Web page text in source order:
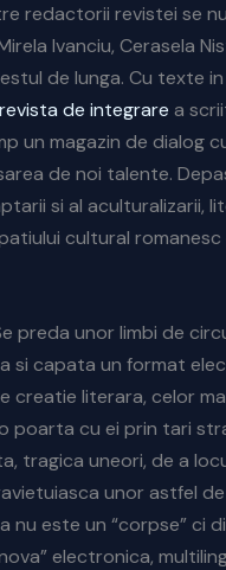
redactorii revistei se
Ivanciu, Cerasela
de lunga. Cu texte in
revista de integrare a
un magazin de dialog
de noi talente.
si al aculturalizarii,
cultural
preda unor limbi de
si capata un format
creatie literara, celor
poarta cu ei prin tari
tragica uneori, de a
unor astfel
nu este un “corpse” ci
electronica,